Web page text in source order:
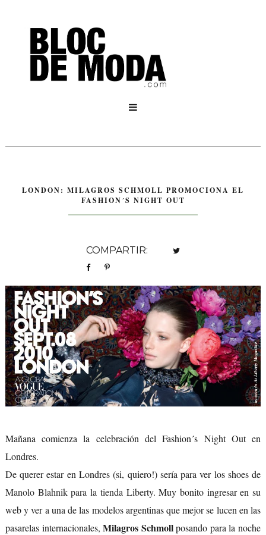

LONDON: MILAGROS SCHMOLL PROMOCIONA EL
FASHION´S NIGHT OUT
COMPARTIR:
Mañana comienza la celebración del Fashion´s Night Out en
Londres.
De querer estar en Londres (si, quiero!) sería para ver los shoes de
Manolo Blahnik para la tienda Liberty. Muy bonito ingresar en su
web y ver a una de las modelos argentinas que mejor se lucen en las
pasarelas internacionales,Milagros Schmollposando para la noche